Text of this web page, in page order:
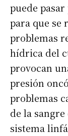
puede
para que se
problemas
hídrica del
provocan
presión
problemas
de la
sistema